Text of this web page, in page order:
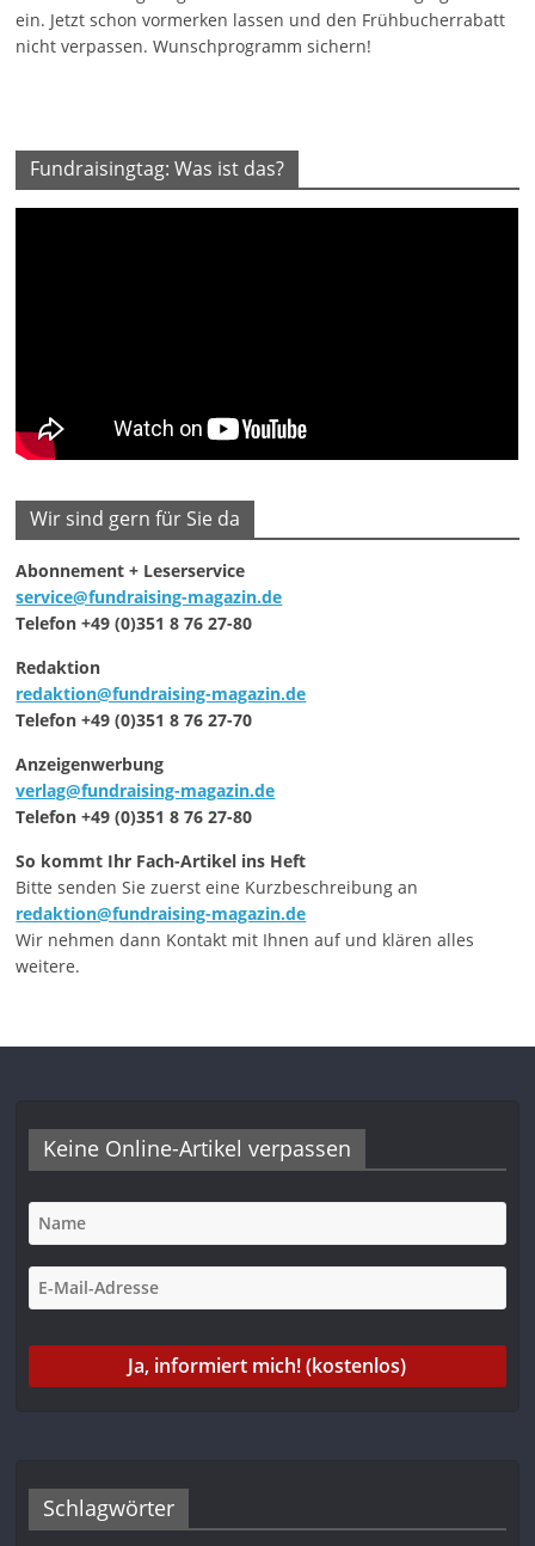
ein. Jetzt schon vormerken lassen und den Frühbucherrabatt
nicht verpassen. Wunschprogramm sichern!
Fundraisingtag: Was ist das?
Wir sind gern für Sie da
Abonnement + Leserservice
service@fundraising-magazin.de
Telefon +49 (0)351 8 76 27-80
Redaktion
redaktion@fundraising-magazin.de
Telefon +49 (0)351 8 76 27-70
Anzeigenwerbung
verlag@fundraising-magazin.de
Telefon +49 (0)351 8 76 27-80
So kommt Ihr Fach-Artikel ins Heft
Bitte senden Sie zuerst eine Kurzbeschreibung an
redaktion@fundraising-magazin.de
Wir nehmen dann Kontakt mit Ihnen auf und klären alles
weitere.
Keine Online-Artikel verpassen
Schlagwörter